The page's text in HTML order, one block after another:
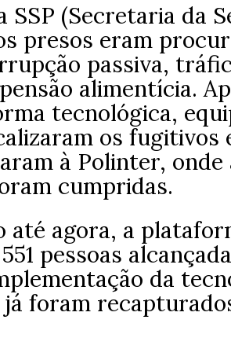
SSP (Secretaria da
presos eram
passiva,
alimentícia.
tecnológica,
os fugitivos
à Polinter, onde
cumpridas.
até agora, a
pessoas
da
foram